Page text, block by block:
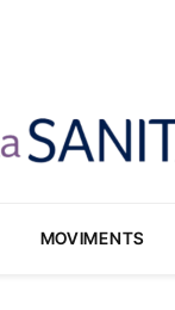
MOVIMENTS